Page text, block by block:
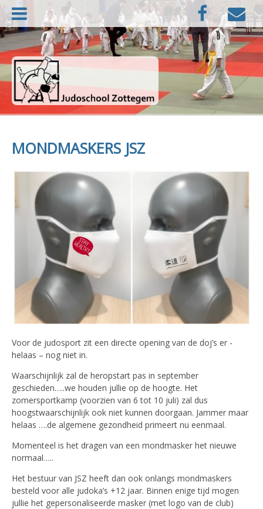
Naar
inhoud
springen
FacebookE-
mail
Judoschool Zottegem
MONDMASKERS JSZ
Voor de judosport zit een directe opening van de doj’s er -
helaas – nog niet in.
Waarschijnlijk zal de heropstart pas in september
geschieden…..we houden jullie op de hoogte. Het
zomersportkamp (voorzien van 6 tot 10 juli) zal dus
hoogstwaarschijnlijk ook niet kunnen doorgaan. Jammer maar
helaas ….de algemene gezondheid primeert nu eenmaal.
Momenteel is het dragen van een mondmasker het nieuwe
normaal…..
Het bestuur van JSZ heeft dan ook onlangs mondmaskers
besteld voor alle judoka’s +12 jaar. Binnen enige tijd mogen
jullie het gepersonaliseerde masker (met logo van de club)